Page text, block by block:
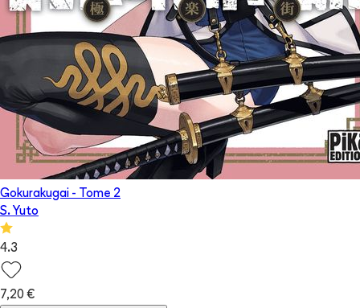
Gokurakugai - Tome 2
S. Yuto
4.3
7,20 €